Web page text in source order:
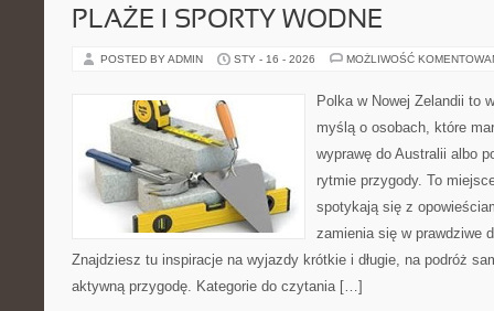
PLAŻE I SPORTY WODNE
POSTED BY ADMIN STY - 16 - 2026 MOŻLIWOŚĆ
Polka w Nowej Zelandii to
myślą o osobach, które
wyprawę do Australii albo
rytmie przygody. To
spotykają się z
zamienia się w prawdziwe
Znajdziesz tu inspiracje na wyjazdy krótkie i długie, na podróż
aktywną przygodę. Kategorie do czytania […]